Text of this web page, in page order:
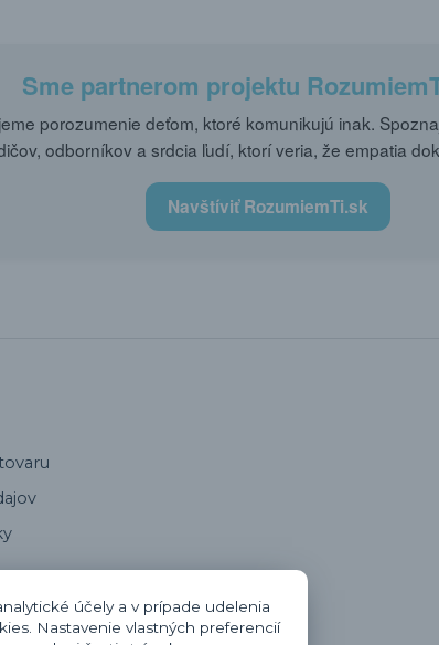
Sme partnerom projektu
porozumenie deťom, ktoré komunikujú inak.
odborníkov a srdcia ľudí, ktorí veria, že empatia
Navštíviť RozumiemTi.sk
zmluvy
účely a v prípade udelenia
Nastavenie vlastných preferencií